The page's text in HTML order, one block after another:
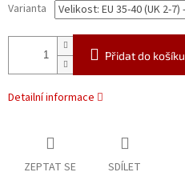
Varianta
Přidat do košíku
Detailní informace
ZEPTAT SE SDÍLET